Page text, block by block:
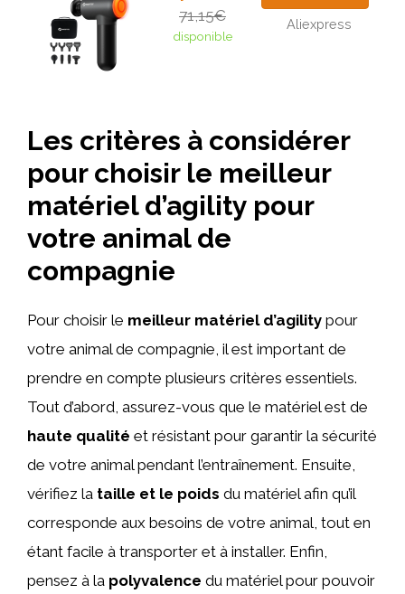
71,15€
disponible
Aliexpress
Les critères à considérer
pour choisir le meilleur
matériel d’agility pour
votre animal de
compagnie
Pour choisir le meilleur matériel d’agility pour
votre animal de compagnie, il est important de
prendre en compte plusieurs critères essentiels.
Tout d’abord, assurez-vous que le matériel est de
haute qualité et résistant pour garantir la sécurité
de votre animal pendant l’entraînement. Ensuite,
vérifiez la taille et le poids du matériel afin qu’il
corresponde aux besoins de votre animal, tout en
étant facile à transporter et à installer. Enfin,
pensez à la polyvalence du matériel pour pouvoir